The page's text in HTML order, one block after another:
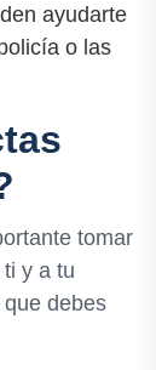
ayudarte
o las
tomar
y a tu
debes